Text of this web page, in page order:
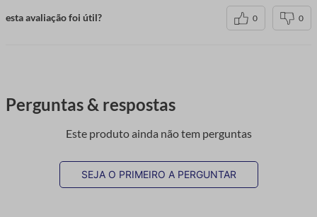
esta avaliação foi útil? 0 0
Perguntas & respostas
Este produto ainda não tem perguntas
SEJA O PRIMEIRO A PERGUNTAR